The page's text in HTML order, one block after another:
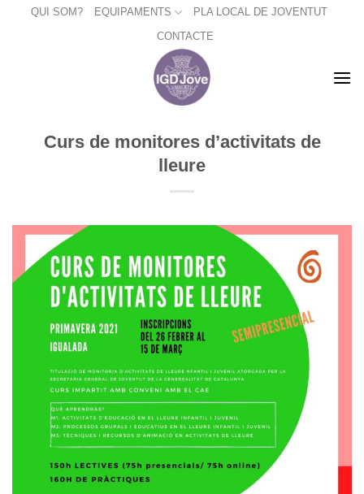
QUI SOM? EQUIPAMENTS
PLA LOCAL DE JOVENTUT
CONTACTE
Curs de monitores d’activitats de
lleure